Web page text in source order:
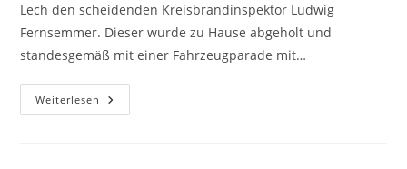
Lech den scheidenden Kreisbrandinspektor Ludwig
Fernsemmer. Dieser wurde zu Hause abgeholt und
standesgemäß mit einer Fahrzeugparade mit…
Weiterlesen Abschied
Mit